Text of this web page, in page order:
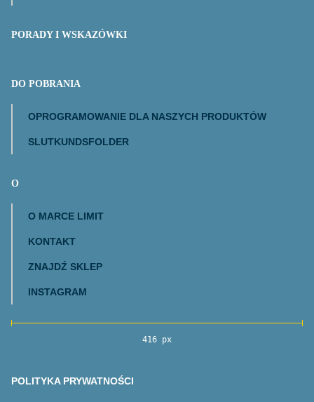
PORADY I WSKAZÓWKI
DO POBRANIA
OPROGRAMOWANIE DLA NASZYCH PRODUKTÓW
SLUTKUNDSFOLDER
O
O MARCE LIMIT
KONTAKT
ZNAJDŹ SKLEP
INSTAGRAM
416 px
POLITYKA PRYWATNOŚCI